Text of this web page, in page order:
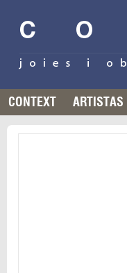
CONTEXT ARTISTAS